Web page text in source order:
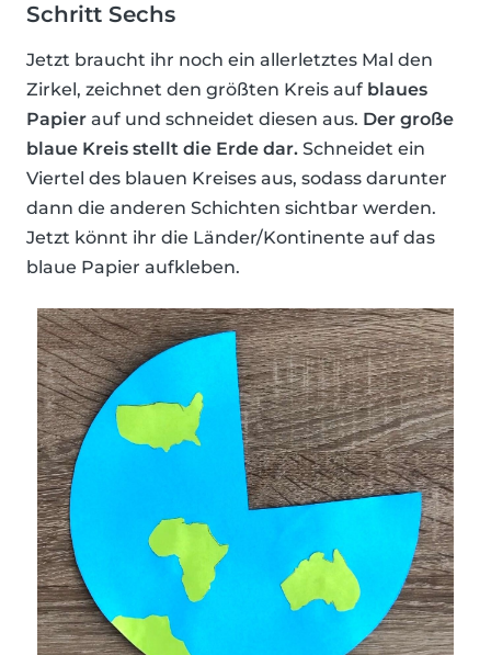
Schritt Sechs
Jetzt braucht ihr noch ein allerletztes Mal den
Zirkel, zeichnet den größten Kreis auf blaues
Papier auf und schneidet diesen aus. Der große
blaue Kreis stellt die Erde dar. Schneidet ein
Viertel des blauen Kreises aus, sodass darunter
dann die anderen Schichten sichtbar werden.
Jetzt könnt ihr die Länder/Kontinente auf das
blaue Papier aufkleben.